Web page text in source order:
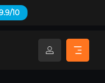
10